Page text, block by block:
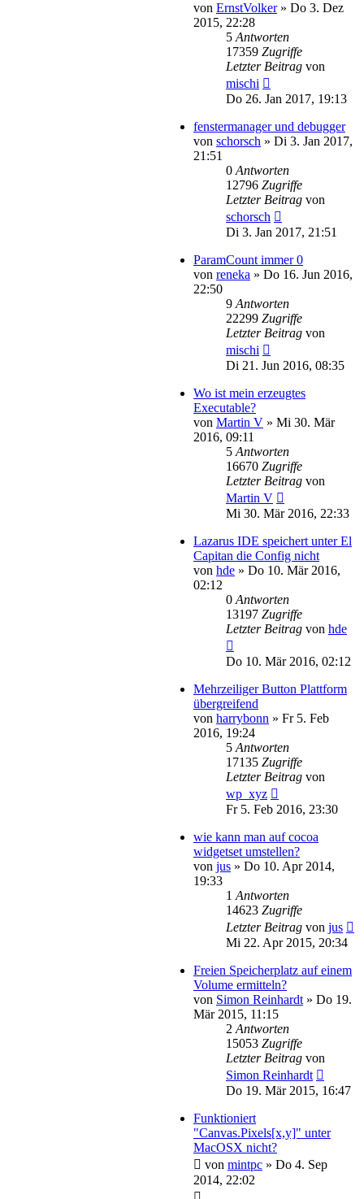
von ErnstVolker» Do 3. Dez
2015, 22:28
5 Antworten
17359 Zugriffe
Letzter Beitrag von
mischi
Do 26. Jan 2017, 19:13
fenstermanager und debugger
von schorsch » Di 3. Jan 2017,
21:51
0 Antworten
12796 Zugriffe
Letzter Beitrag von
schorsch
Di 3. Jan 2017, 21:51
ParamCount immer 0
von reneka » Do 16. Jun 2016,
22:50
9 Antworten
22299 Zugriffe
Letzter Beitrag von
mischi
Di 21. Jun 2016, 08:35
Wo ist mein erzeugtes
Executable?
von Martin V » Mi 30. Mär
2016, 09:11
5 Antworten
16670 Zugriffe
Letzter Beitrag von
Martin V
Mi 30. Mär 2016, 22:33
Lazarus IDE speichert unter El
Capitan die Config nicht
von hde » Do 10. Mär 2016,
02:12
0 Antworten
13197 Zugriffe
Letzter Beitrag von hde
Do 10. Mär 2016, 02:12
Mehrzeiliger Button Plattform
übergreifend
von harrybonn » Fr 5. Feb
2016, 19:24
5 Antworten
17135 Zugriffe
Letzter Beitrag von
wp_xyz
Fr 5. Feb 2016, 23:30
wie kann man auf cocoa
widgetset umstellen?
von jus » Do 10. Apr 2014,
19:33
1 Antworten
14623 Zugriffe
Letzter Beitrag von jus
Mi 22. Apr 2015, 20:34
Freien Speicherplatz auf einem
Volume ermitteln?
von Simon Reinhardt » Do 19.
Mär 2015, 11:15
2 Antworten
15053 Zugriffe
Letzter Beitrag von
Simon Reinhardt
Do 19. Mär 2015, 16:47
Funktioniert
"Canvas.Pixels[x,y]" unter
MacOSX nicht?
von mintpc » Do 4. Sep
2014, 22:02